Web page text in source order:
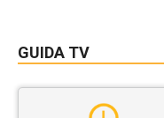
GUIDA TV